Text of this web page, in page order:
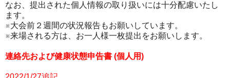
なお、提出された個人情報の取り扱いには十分配慮いたし
ます。
※大会前２週間の状況報告もお願いしています。
※来場される方は、お一人様一枚提出をお願いします。
連絡先および健康状態申告書 (個人用)